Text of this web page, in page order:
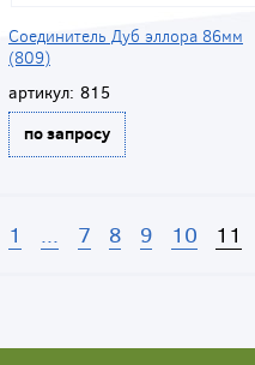
Соединитель Дуб эллора 86мм
(809)
артикул: 815
по запросу
1 ... 7 8 9 10 11